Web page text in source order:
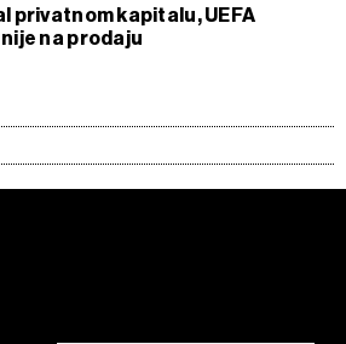
privatnom kapitalu, UEFA
na prodaju